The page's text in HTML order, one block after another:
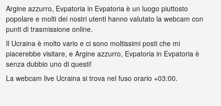
Argine azzurro, Evpatoria in Evpatoria è un luogo piuttosto
popolare e molti dei nostri utenti hanno valutato la webcam con
punti di trasmissione online.
Il Ucraina è molto vario e ci sono moltissimi posti che mi
piacerebbe visitare, e Argine azzurro, Evpatoria in Evpatoria è
senza dubbio uno di questi!
La webcam live Ucraina si trova nel fuso orario +03:00.